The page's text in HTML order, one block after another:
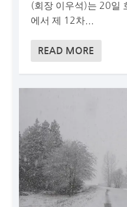
(회장 이우석)는 20일
에서 제 12차...
READ MORE